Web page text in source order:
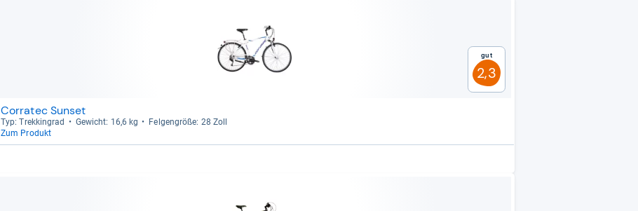
Gut
2,3
Corratec Sunset
Typ: Trek­kin­grad Gewicht: 16,6 kg
Fel­gen­größe: 28 Zoll
Zum Produkt